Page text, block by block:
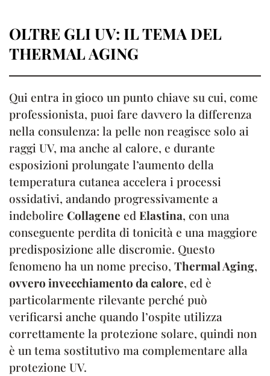
OLTRE GLI UV: IL TEMA DEL
THERMAL AGING
Qui entra in gioco un punto chiave su cui, come
professionista, puoi fare davvero la differenza
nella consulenza: la pelle non reagisce solo ai
raggi UV, ma anche al calore, e durante
esposizioni prolungate l’aumento della
temperatura cutanea accelera i processi
ossidativi, andando progressivamente a
indebolire Collagene edElastina, con una
conseguente perdita di tonicità e una maggiore
predisposizione alle discromie. Questo
fenomeno ha un nome preciso, Thermal Aging,
ovvero invecchiamento da calore, ed è
particolarmente rilevante perché può
verificarsi anche quando l’ospite utilizza
correttamente la protezione solare, quindi non
è un tema sostitutivo ma complementare alla
protezione UV.